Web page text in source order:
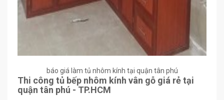
báo giá làm tủ nhôm kính tại quận tân phú
Thi công tủ bếp nhôm kính vân gỗ giá rẻ tại
quận tân phú - TP.HCM